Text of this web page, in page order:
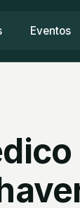
Eventos